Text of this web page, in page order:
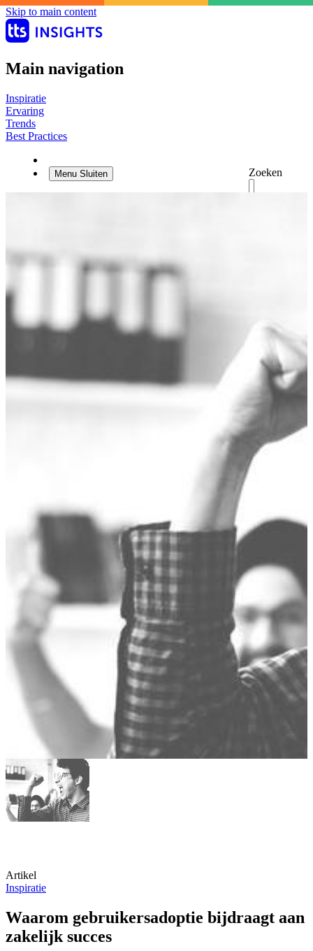
Skip to main content
Main navigation
Inspiratie
Ervaring
Trends
Best Practices
Zoeken
Menu Sluiten
Artikel
Inspiratie
Waarom gebruikersadoptie bijdraagt aan
zakelijk succes